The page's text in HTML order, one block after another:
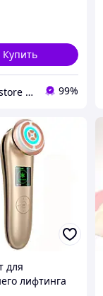
Купить
Pharmastore DISCOUNT 99%
для
лифтинга